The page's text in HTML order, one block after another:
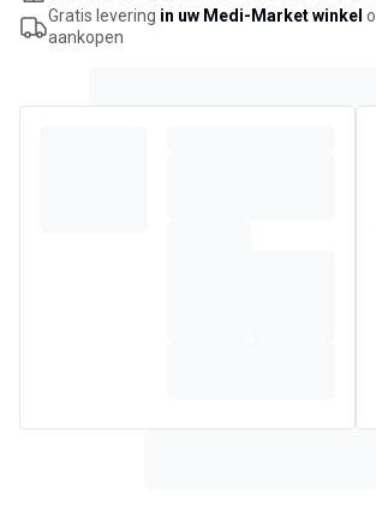
Gratis levering in uw Medi-Market winkel
aankopen